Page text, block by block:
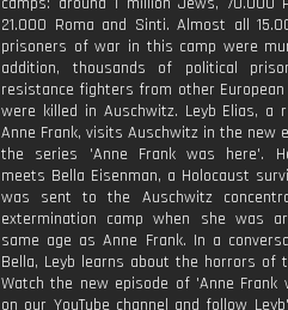
21.000 Roma and Sinti. Almost all
prisoners of war in this camp were
addition, thousands of political
resistance fighters from other
were killed in Auschwitz. Leyb Elias, a
Anne Frank, visits Auschwitz in the new
the series 'Anne Frank was here'.
meets Bella Eisenman, a Holocaust
was sent to the Auschwitz
extermination camp when she was
same age as Anne Frank. In a
Bella, Leyb learns about the horrors of
Watch the new episode of 'Anne Frank
on our YouTube channel and follow